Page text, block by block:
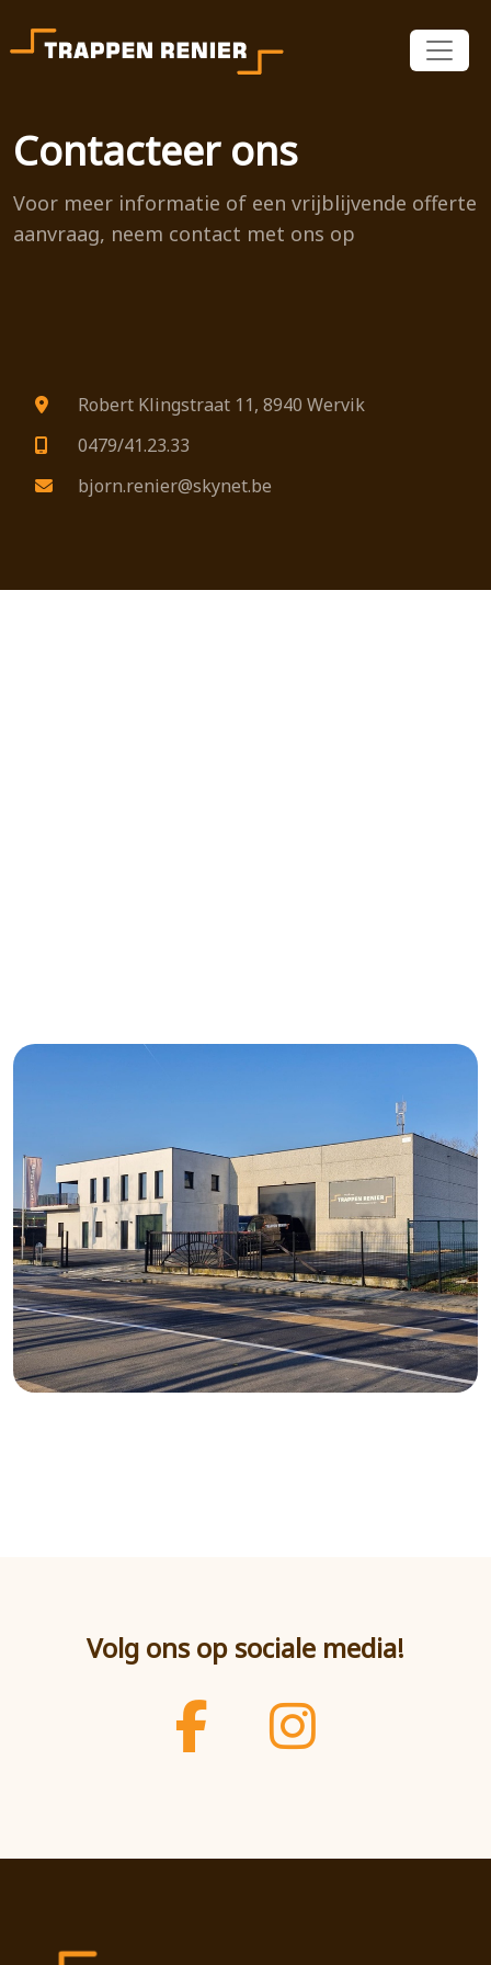
Contacteer ons
Voor meer informatie of een vrijblijvende offerte
aanvraag, neem contact met ons op
Robert Klingstraat 11, 8940 Wervik
0479/41.23.33
bjorn.renier@skynet.be
Volg ons op sociale media!